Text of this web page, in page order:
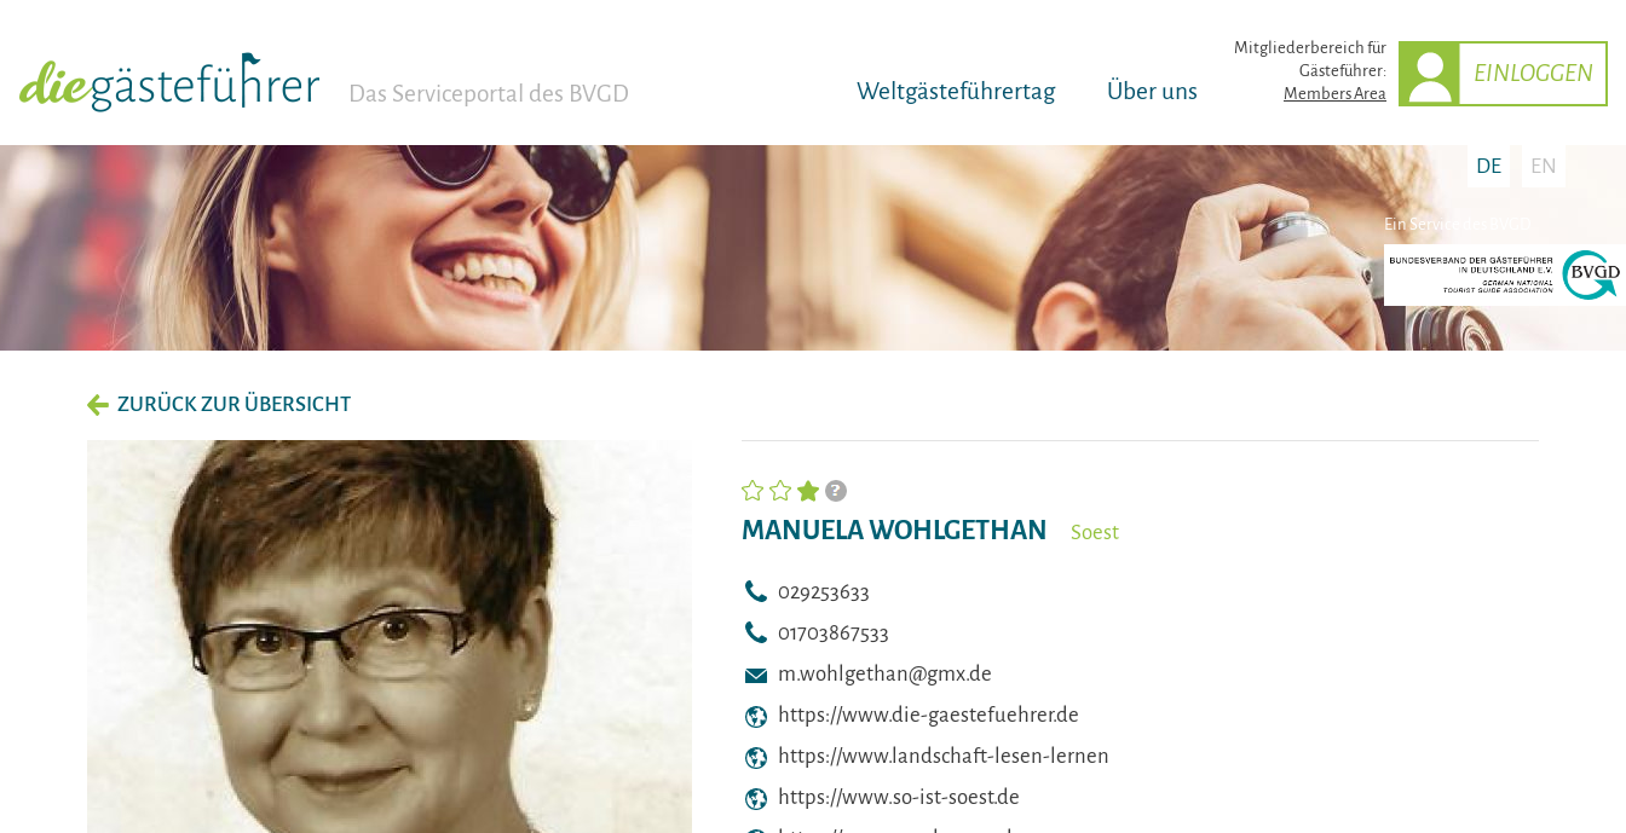
Das Serviceportal des BVGD Weltgäst­eführertag Über uns
Mitglieder­bereich für
Gästeführer:
Members Area
EINLOGGEN
Ein Service des BVGD
DE EN
ZURÜCK ZUR ÜBERSICHT
MANUELA WOHLGETHAN Soest
029253633
01703867533
m.wohlgethan@gmx.de
https://www.die-gaestefuehrer.de
https://www.landschaft-lesen-lernen
https://www.so-ist-soest.de